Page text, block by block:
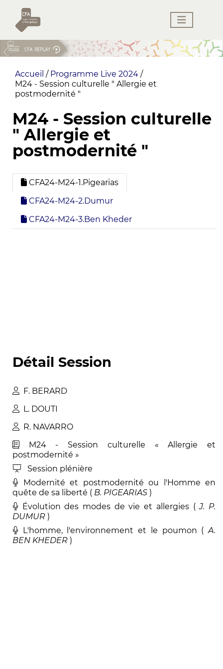
Accueil / Programme Live 2024 /
M24 - Session culturelle " Allergie et
postmodernité "
M24 - Session culturelle
" Allergie et
postmodernité "
CFA24-M24-1.Pigearias
CFA24-M24-2.Dumur
CFA24-M24-3.Ben Kheder
Détail Session
F. BERARD
L . DOUTI
R. NAVARRO
M24 - Session culturelle « Allergie et
postmodernité »
Session plénière
Modernité et postmodernité ou l'Homme en
quête de sa liberté ( B. PIGEARIAS )
Évolution des modes de vie et allergies (J. P.
DUMUR )
L'homme, l'environnement et le poumon ( A.
BEN KHEDER )